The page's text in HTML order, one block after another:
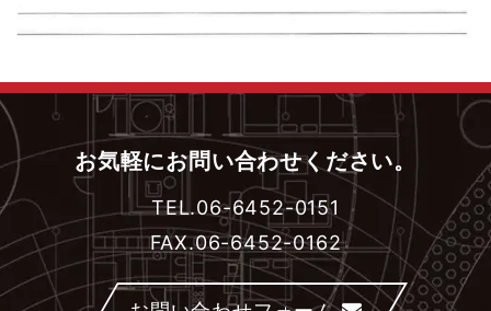
お気軽にお問い合わせください。
TEL.06-6452-0151
FAX.06-6452-0162